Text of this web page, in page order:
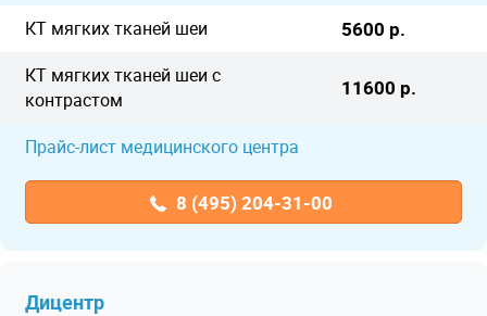
КТ мягких тканей шеи 5600 р.
КТ мягких тканей шеи с
контрастом
11600 р.
Прайс-лист медицинского центра
8 (495) 204-31-00
Дицентр